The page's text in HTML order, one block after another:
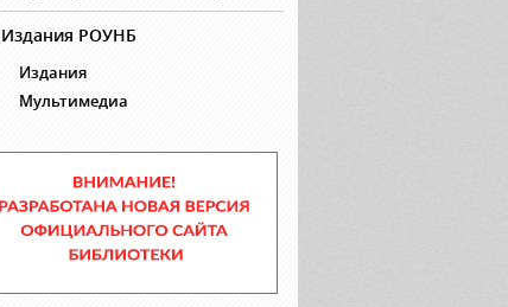
Издания РОУНБ
Издания
Мультимедиа